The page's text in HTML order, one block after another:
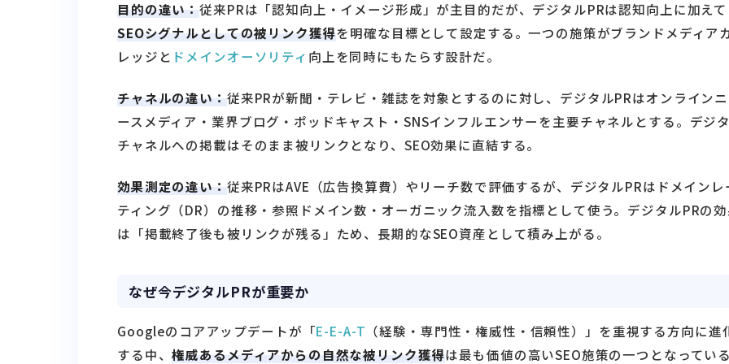
目的の違い：従来PRは「認知向上・イメージ形成」が主目的だが、デジタルPRは認知向上に加えて
SEOシグナルとしての被リンク獲得を明確な目標として設定する。一つの施策がブランドメディア
レッジと ドメインオーソリティ 向上を同時にもたらす設計だ。
チャネルの違い： 従来PRが新聞・テレビ・雑誌を対象とするのに対し、デジタルPRはオンラインニ
ースメディア・業界ブログ・ポッドキャスト・SNSインフルエンサーを主要チャネルとする。デジ
チャネルへの掲載はそのまま被リンクとなり、SEO効果に直結する。
効果測定の違い： 従来PRはAVE（広告換算費）やリーチ数で評価するが、デジタルPRはドメインレ
ティング（DR）の推移・参照ドメイン数・オーガニック流入数を指標として使う。デジタルPRの
は「掲載終了後も被リンクが残る」ため、長期的なSEO資産として積み上がる。
なぜ今デジタルPRが重要か
Googleのコアアップデートが「E-E-A-T （経験・専門性・権威性・信頼性）」を重視する方向に進
する中、権威あるメディアからの自然な被リンク獲得は最も価値の高いSEO施策の一つとなっている